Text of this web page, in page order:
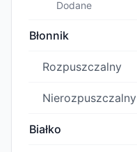
Dodane
Błonnik
Rozpuszczalny
Nierozpuszczalny
Białko